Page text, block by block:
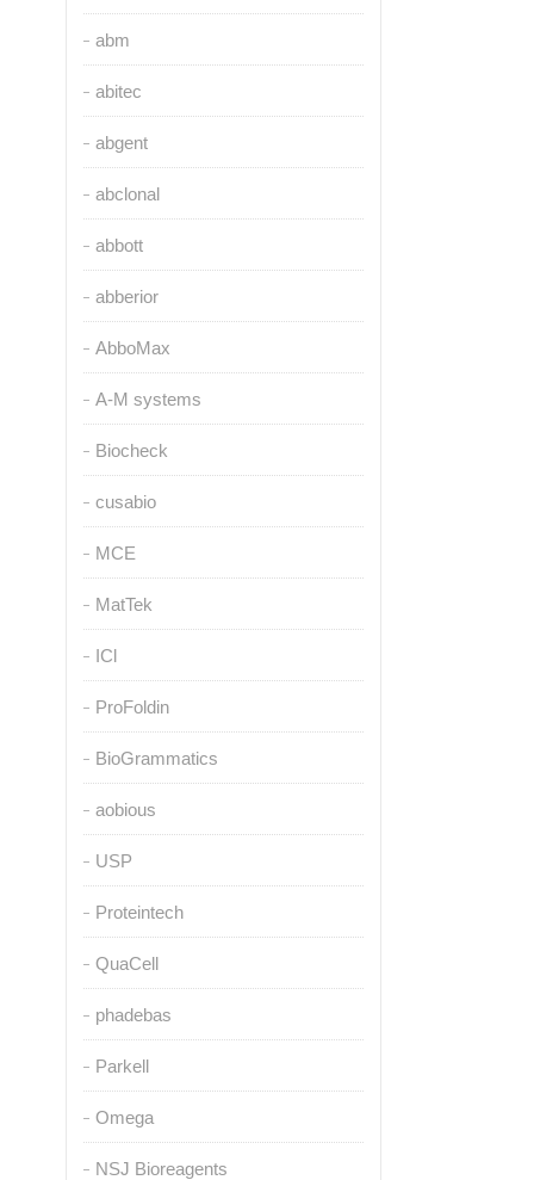
abm
abitec
abgent
abclonal
abbott
abberior
AbboMax
A-M systems
Biocheck
cusabio
MCE
MatTek
ICl
ProFoldin
BioGrammatics
aobious
USP
Proteintech
QuaCell
phadebas
Parkell
Omega
NSJ Bioreagents